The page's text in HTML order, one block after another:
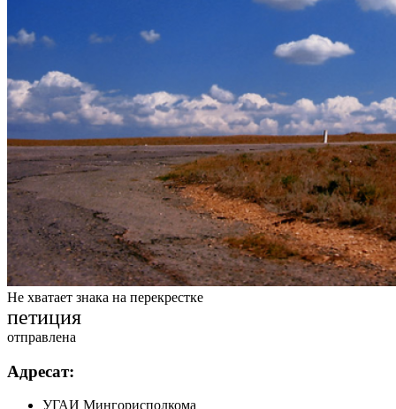
Не хватает знака на перекрестке
петиция
отправлена
Адресат:
УГАИ Мингорисполкома